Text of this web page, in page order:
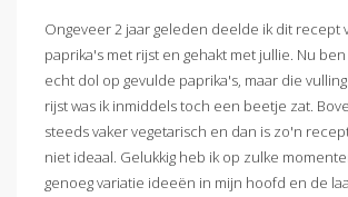
Ongeveer 2 jaar geleden deelde ik dit recept
paprika's met rijst en gehakt met jullie. Nu
echt dol op gevulde paprika's, maar die
rijst was ik inmiddels toch een beetje zat.
steeds vaker vegetarisch en dan is zo'n
niet ideaal. Gelukkig heb ik op zulke
genoeg variatie ideeën in mijn hoofd en de